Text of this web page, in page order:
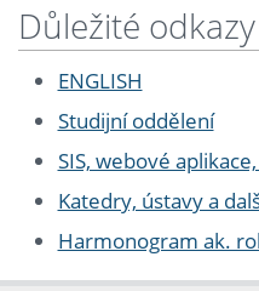
Důležité odkazy
ENGLISH
Studijní oddělení
SIS, webové
Katedry, ústavy a
Harmonogram ak.